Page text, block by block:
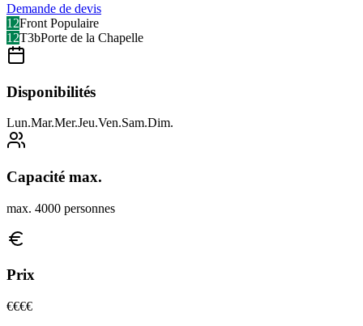
Demande de devis
12Front Populaire
12T3bPorte de la Chapelle
Disponibilités
Lun.Mar.Mer.Jeu.Ven.Sam.Dim.
Capacité max.
max. 4000 personnes
Prix
€€€€